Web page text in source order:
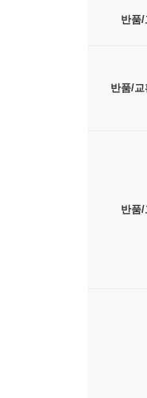
2005년
돼. 그러
있으니까
소설은
일으킨
시절은 지
반품/
반품/
반품